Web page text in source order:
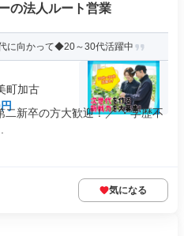
の法人ルート営業
に向かって◆20～30代活躍中
町加古
新卒の方大歓迎！／ ・学歴不
気になる